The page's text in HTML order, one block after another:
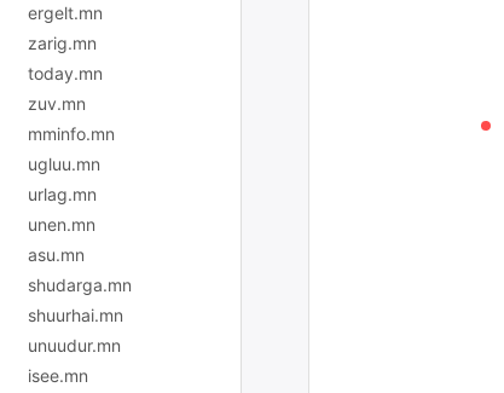
ergelt.mn
zarig.mn
today.mn
zuv.mn
mminfo.mn
ugluu.mn
urlag.mn
unen.mn
asu.mn
shudarga.mn
shuurhai.mn
unuudur.mn
isee.mn